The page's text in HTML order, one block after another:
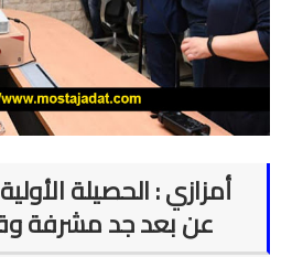
أمزازي : الحصيلة
عن بعد جد مشرفة